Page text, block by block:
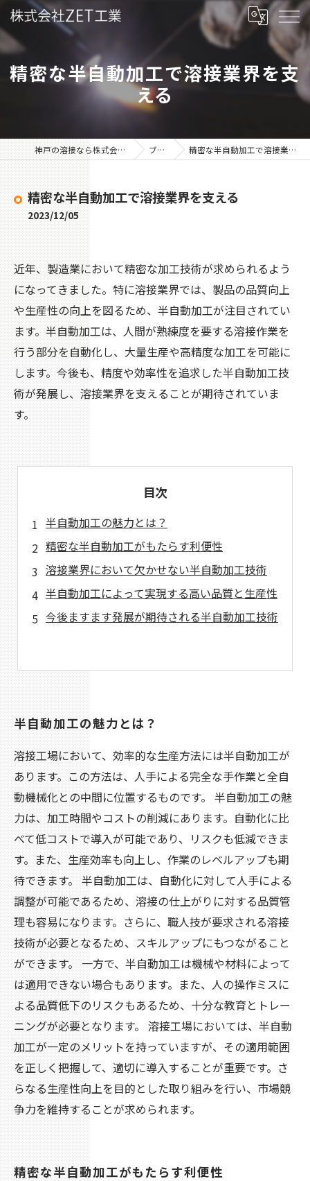
精密な半自動加工で溶接業界を支
える
神戸の溶接なら株式会社ZET工業 ブログ 精密な半自動加工で溶接業界を支える
精密な半自動加工で溶接業界を支える
2023/12/05
近年、製造業において精密な加工技術が求められるよう
になってきました。特に溶接業界では、製品の品質向上
や生産性の向上を図るため、半自動加工が注目されてい
ます。半自動加工は、人間が熟練度を要する溶接作業を
行う部分を自動化し、大量生産や高精度な加工を可能に
します。今後も、精度や効率性を追求した半自動加工技
術が発展し、溶接業界を支えることが期待されていま
す。
目次
半自動加工の魅力とは？
精密な半自動加工がもたらす利便性
溶接業界において欠かせない半自動加工技術
半自動加工によって実現する高い品質と生産性
今後ますます発展が期待される半自動加工技術
半自動加工の魅力とは？
溶接工場において、効率的な生産方法には半自動加工が
あります。この方法は、人手による完全な手作業と全自
動機械化との中間に位置するものです。 半自動加工の魅
力は、加工時間やコストの削減にあります。自動化に比
べて低コストで導入が可能であり、リスクも低減できま
す。また、生産効率も向上し、作業のレベルアップも期
待できます。 半自動加工は、自動化に対して人手による
調整が可能であるため、溶接の仕上がりに対する品質管
理も容易になります。さらに、職人技が要求される溶接
技術が必要となるため、スキルアップにもつながること
ができます。 一方で、半自動加工は機械や材料によって
は適用できない場合もあります。また、人の操作ミスに
よる品質低下のリスクもあるため、十分な教育とトレー
ニングが必要となります。 溶接工場においては、半自動
加工が一定のメリットを持っていますが、その適用範囲
を正しく把握して、適切に導入することが重要です。さ
らなる生産性向上を目的とした取り組みを行い、市場競
争力を維持することが求められます。
精密な半自動加工がもたらす利便性